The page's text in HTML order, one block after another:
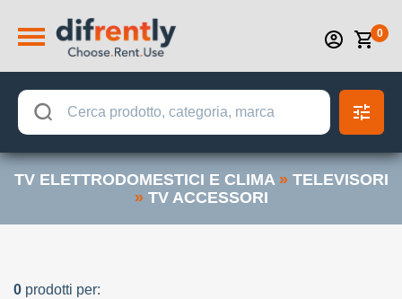
0
TV ELETTRODOMESTICI E CLIMA » TELEVISORI
»TV ACCESSORI
0 prodotti per: